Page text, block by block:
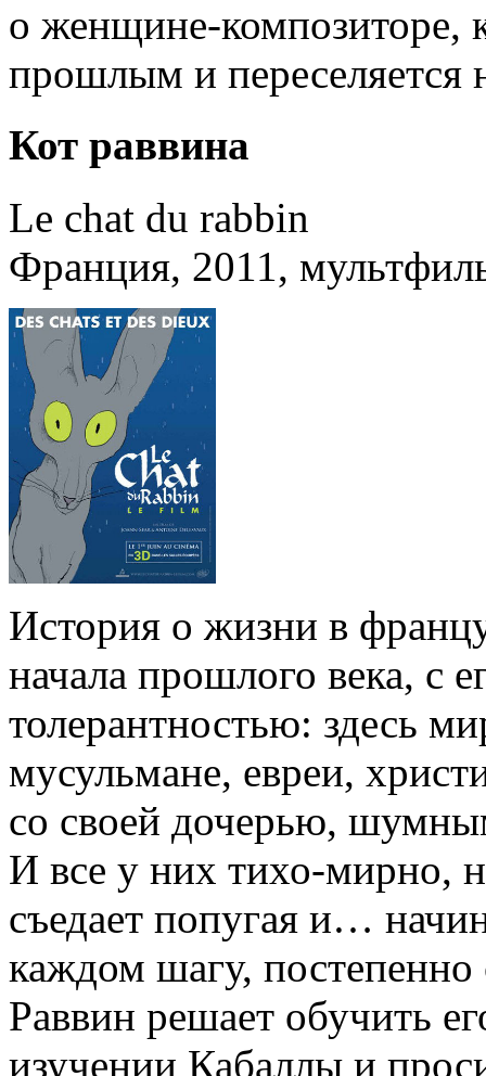
о женщине-композиторе,
прошлым и переселяется
Кот раввина
Le chat du rabbin
Франция, 2011,
История о жизни в
начала прошлого века, с
толерантностью: здесь
мусульмане, евреи,
со своей дочерью,
И все у них тихо-мирно,
съедает попугая и…
каждом шагу,
Раввин решает обучить
изучении Кабаллы и